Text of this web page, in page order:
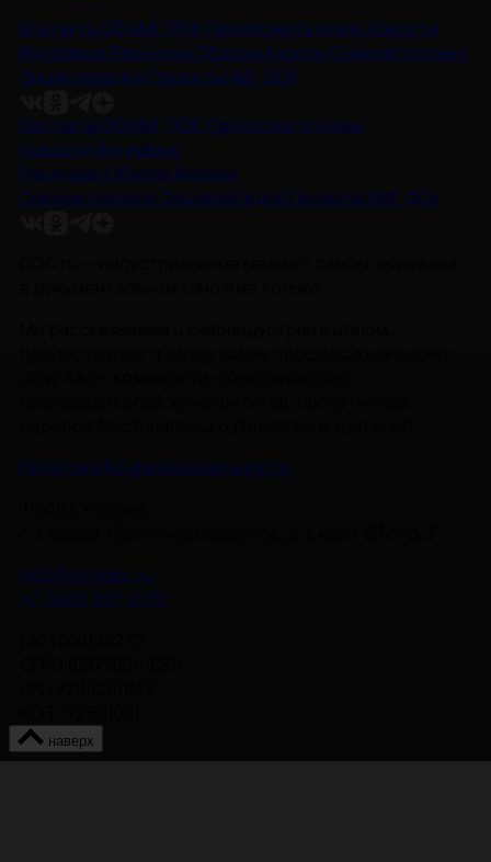
Контакты Об НМГ ДОКПредложите идею Новости
Интервью Рецензии ОбзорыАнонсы Снимается кино
Энциклопедия Проекты НМГ ДОК
Контакты Об НМГ ДОКПредложите идею
Новости Интервью
Рецензии ОбзорыАнонсы
Снимается кино Энциклопедия Проекты НМГ ДОК
Политика Конфиденциальности
info@nmgdoc.ru
+7 (495) 937-6170
наверх